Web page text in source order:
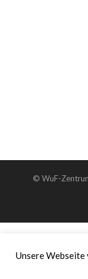
© WuF-
Unsere